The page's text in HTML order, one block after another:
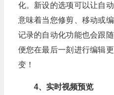
化。新设的选项可以让自
意味着当您修剪、移动或
记录的自动化功能也会跟
便您在最后一刻进行编辑
变！
4、实时视频预览